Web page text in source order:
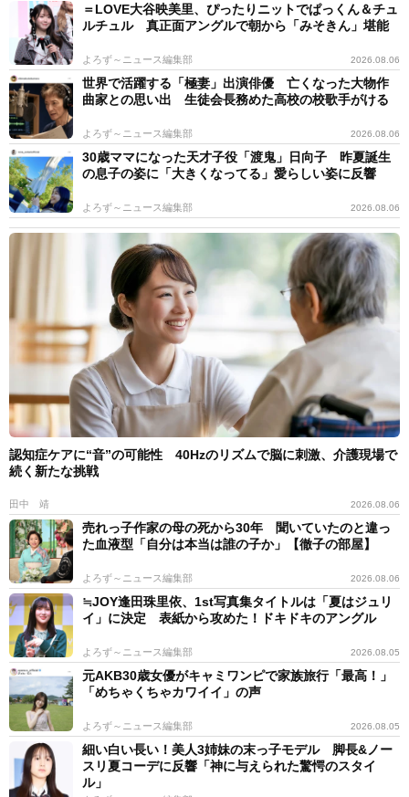
＝LOVE大谷映美里、ぴったりニットでぱっくん＆チュ
ルチュル 真正面アングルで朝から「みそきん」堪能
よろず～ニュース編集部 2026.08.06
世界で活躍する「極妻」出演俳優 亡くなった大物作
曲家との思い出 生徒会長務めた高校の校歌手がける
よろず～ニュース編集部 2026.08.06
30歳ママになった天才子役「渡鬼」日向子 昨夏誕生
の息子の姿に「大きくなってる」愛らしい姿に反響
よろず～ニュース編集部 2026.08.06
認知症ケアに“音”の可能性 40Hzのリズムで脳に刺激、介護現場で
続く新たな挑戦
田中 靖 2026.08.06
売れっ子作家の母の死から30年 聞いていたのと違っ
た血液型「自分は本当は誰の子か」【徹子の部屋】
よろず～ニュース編集部 2026.08.06
≒JOY逢田珠里依、1st写真集タイトルは「夏はジュリ
イ」に決定 表紙から攻めた！ドキドキのアングル
よろず～ニュース編集部 2026.08.05
元AKB30歳女優がキャミワンピで家族旅行「最高！」
「めちゃくちゃカワイイ」の声
よろず～ニュース編集部 2026.08.05
細い白い長い！美人3姉妹の末っ子モデル 脚長&ノー
スリ夏コーデに反響「神に与えられた驚愕のスタイ
ル」